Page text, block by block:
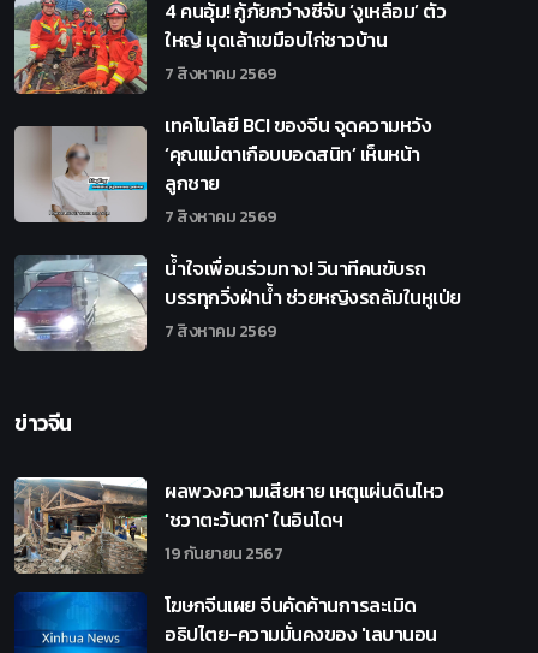
4 คนอุ้ม! กู้ภัยกว่างซีจับ ‘งูเหลือม’ ตัว
ใหญ่ มุดเล้าเขมือบไก่ชาวบ้าน
7 สิงหาคม 2569
เทคโนโลยี BCI ของจีน จุดความหวัง
‘คุณแม่ตาเกือบบอดสนิท’ เห็นหน้า
ลูกชาย
7 สิงหาคม 2569
น้ำใจเพื่อนร่วมทาง! วินาทีคนขับรถ
บรรทุกวิ่งฝ่าน้ำ ช่วยหญิงรถล้มในหูเป่ย
7 สิงหาคม 2569
ข่าวจีน
ผลพวงความเสียหาย เหตุแผ่นดินไหว
'ชวาตะวันตก' ในอินโดฯ
19 กันยายน 2567
โฆษกจีนเผย จีนคัดค้านการละเมิด
อธิปไตย-ความมั่นคงของ 'เลบานอน